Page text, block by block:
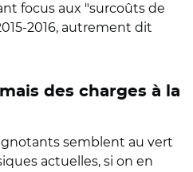
focus aux "surcoûts de
2016, autrement dit
des charges à la
semblent au vert
actuelles, si on en